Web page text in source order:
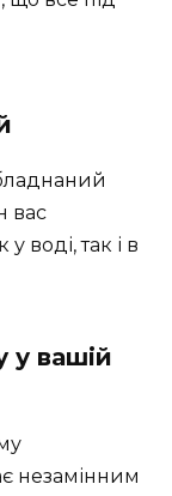
вас
воді, так і в
у вашій
незамінним